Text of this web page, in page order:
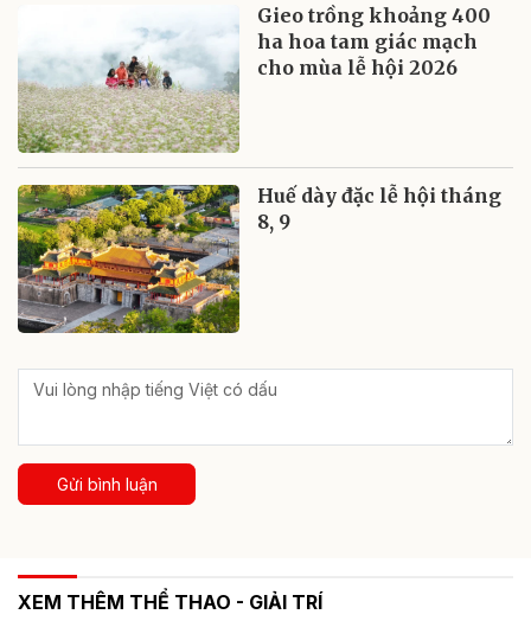
Gieo trồng khoảng 400
ha hoa tam giác mạch
cho mùa lễ hội 2026
Huế dày đặc lễ hội tháng
8, 9
Gửi bình luận
XEM THÊM THỂ THAO - GIẢI TRÍ